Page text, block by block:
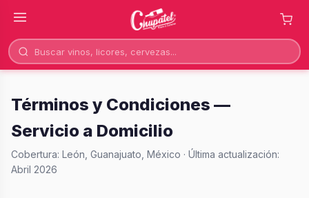
Términos y Condiciones —
Servicio a Domicilio
Cobertura: León, Guanajuato, México · Última actualización:
Abril 2026